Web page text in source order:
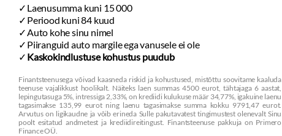
Laenusumma kuni 15 000
Periood kuni 84 kuud
Auto kohe sinu nimel
Piiranguid auto margile ega vanusele ei ole
Kaskokindlustuse kohustus puudub
Finantsteenusega võivad kaasneda riskid ja kohustused, mistõttu soovitame kaaluda
teenuse vajalikkust hoolikalt. Näiteks laen summas 4500 eurot, tähtajaga 6 aastat,
lepingutasuga 5%, intressiga 2,33%, on krediidi kulukuse määr 34,77%, igakuine laenu
tagasimakse 135,99 eurot ning laenu tagasimakse summa kokku 9791,47 eurot.
Arvutus on ligikaudne ja võib erineda Sulle pakutavatest tingimustest olenevalt Sinu
poolt esitatud andmetest ja krediidireitingust. Finantsteenuse pakkuja on Primero
Finance OÜ.